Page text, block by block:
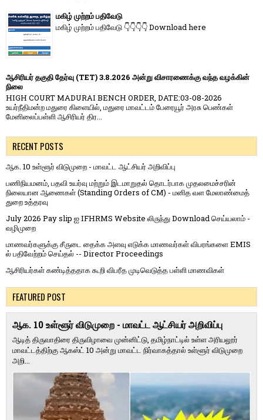
மகிழ் முற்றம் பதிவேடு
மகிழ் முற்றம் பதிவேடு 👇👇👇👇 Download here
ஆசிரியர் தகுதி தேர்வு (TET) 3.8.2026 அன்று விசாரணைக்கு வந்த வழக்கின்
நிலை
HIGH COURT MADURAI BENCH ORDER, DATE:03-08-2026
உயர்நீதிமன்ற மதுரை கிளையில், மதுரை மாவட்டம் பேரையூர் அரசு பெண்கள்
மேனிலைப்பள்ளி ஆசிரியர் திர...
RECENT POSTS
ஆக. 10 உள்ளூர் விடுமுறை - மாவட்ட ஆட்சியர் அறிவிப்பு
பணிநியமனம், பதவி உயர்வு மற்றும் இடமாறுதல் தொடர்பாக முதலமைச்சரின்
நிலையான ஆணைகள் (Standing Orders of CM) - மனித வள மேலாண்மைத்
துறை உத்தரவு
July 2026 Pay slip ஐ IFHRMS Website லிருந்து Download செய்யலாம் -
வழிமுறை
மாணவர்களுக்கு சீருடை தைக்க அளவு எடுக்க மாணவர்கள் விபரங்களை EMIS
ல் பதிவேற்றம் செய்தல் -- Director Proceedings
ஆசிரியர்கள் கண்டித்ததாக கூறி விபரீத முடிவெடுத்த பள்ளி மாணவிகள்
FEATURED POST
ஆக. 10 உள்ளூர் விடுமுறை - மாவட்ட ஆட்சியர் அறிவிப்பு
ஆடித் திருவாதிரை திருவிழாவை முன்னிட்டு, தமிழ்நாட்டில் உள்ள அரியலூர்
மாவட்டத்திற்கு ஆகஸ்ட் 10 அன்று மாவட்ட நிர்வாகத்தால் உள்ளூர் விடுமுறை
அறி...